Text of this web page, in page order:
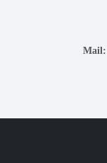
Mail: